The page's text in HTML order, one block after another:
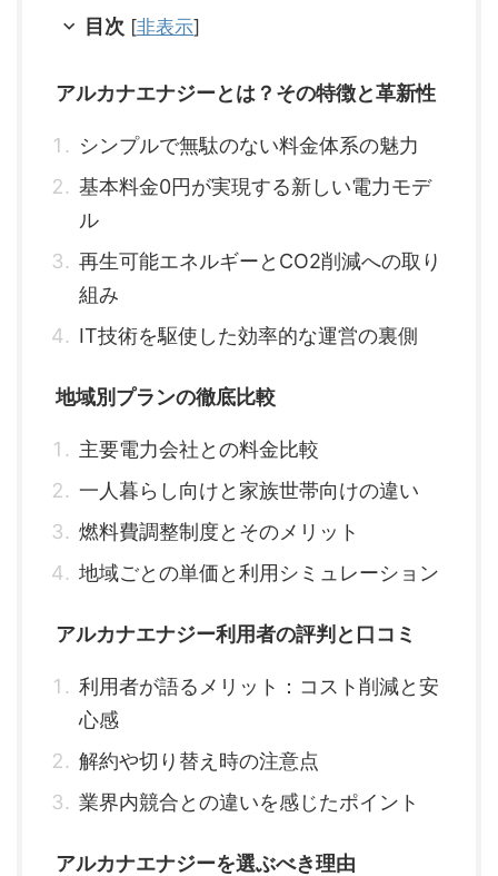
目次 [非表示]
アルカナエナジーとは？その特徴と革新性
シンプルで無駄のない料金体系の魅力
基本料金0円が実現する新しい電力モデ
ル
再生可能エネルギーとCO2削減への取り
組み
IT技術を駆使した効率的な運営の裏側
地域別プランの徹底比較
主要電力会社との料金比較
一人暮らし向けと家族世帯向けの違い
燃料費調整制度とそのメリット
地域ごとの単価と利用シミュレーション
アルカナエナジー利用者の評判と口コミ
利用者が語るメリット：コスト削減と安
心感
解約や切り替え時の注意点
業界内競合との違いを感じたポイント
アルカナエナジーを選ぶべき理由